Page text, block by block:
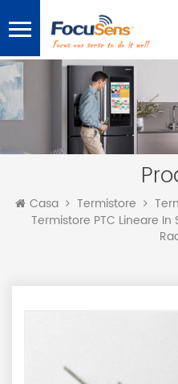
Casa Termistore
Termistore PTC Lineare In